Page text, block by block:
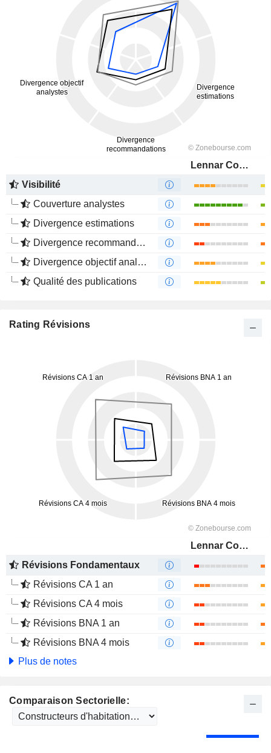
Lennar Corporation
Visibilité
Couverture analystes
Divergence estimations
Divergence recommandations analystes
Divergence objectif analystes
Qualité des publications
Rating Révisions
Lennar Corporation
Révisions Fondamentaux
Révisions CA 1 an
Révisions CA 4 mois
Révisions BNA 1 an
Révisions BNA 4 mois
Plus de notes
Comparaison Sectorielle: